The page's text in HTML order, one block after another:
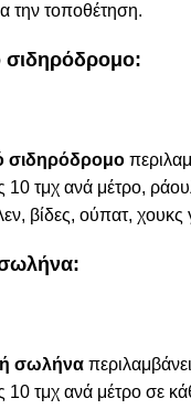
την τοποθέτηση.
σιδηρόδρομο:
σιδηρόδρομο
10 τμχ ανά μέτρο,
βίδες, ούπατ,
σωλήνα
10 τμχ ανά μέτρο σε